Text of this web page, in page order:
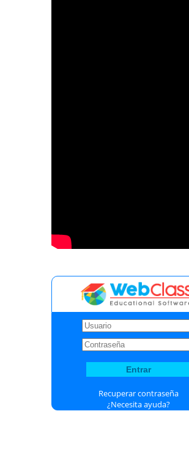
Recuperar contraseña
¿Necesita ayuda?